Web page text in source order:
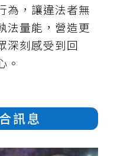
為，讓違法者無
法量能，營造更
深刻感受到回
。
訊息